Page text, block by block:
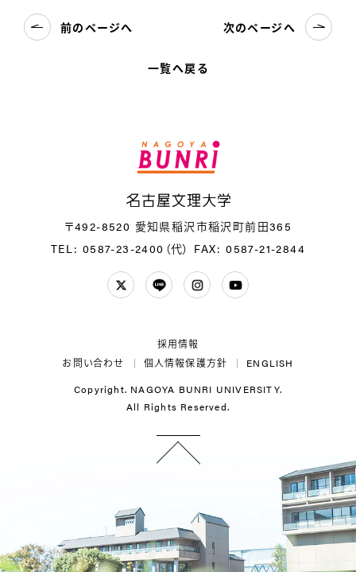
一覧へ戻る
前のページへ 次のページへ
〒492-8520 愛知県稲沢市稲沢町前田365
TEL: 0587-23-2400（代） FAX: 0587-21-2844
ENGLISH
個人情報保護方針
お問い合わせ
採用情報
Copyright. NAGOYA BUNRI UNIVERSITY.
All Rights Reserved.